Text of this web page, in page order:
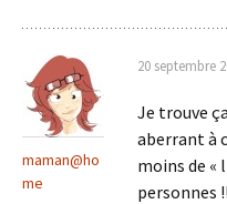
maman@ho
me
20 septembre
Je trouve
aberrant à
moins de «
personnes